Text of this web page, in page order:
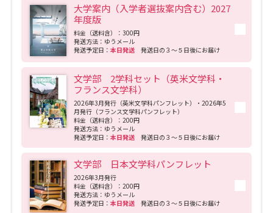
大学案内（入学者選抜案内含む）2027
年度版
料金（送料含）：300円
発送方法：ゆうメール
発送予定日： 本日発送 発送日の３～５日後にお届け
文学部 2学科セット（英米文学科・
フランス文学科）
2026年3月発行（英米文学科パンフレット）・2026年5
月発行（フランス文学科パンフレット）
料金（送料含）：200円
発送方法：ゆうメール
発送予定日： 本日発送 発送日の３～５日後にお届け
文学部 日本文学科パンフレット
2026年3月発行
料金（送料含）：200円
発送方法：ゆうメール
発送予定日： 本日発送 発送日の３～５日後にお届け